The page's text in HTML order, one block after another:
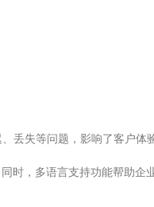
丢失等问题，影响了客户体
时，多语言支持功能帮助企